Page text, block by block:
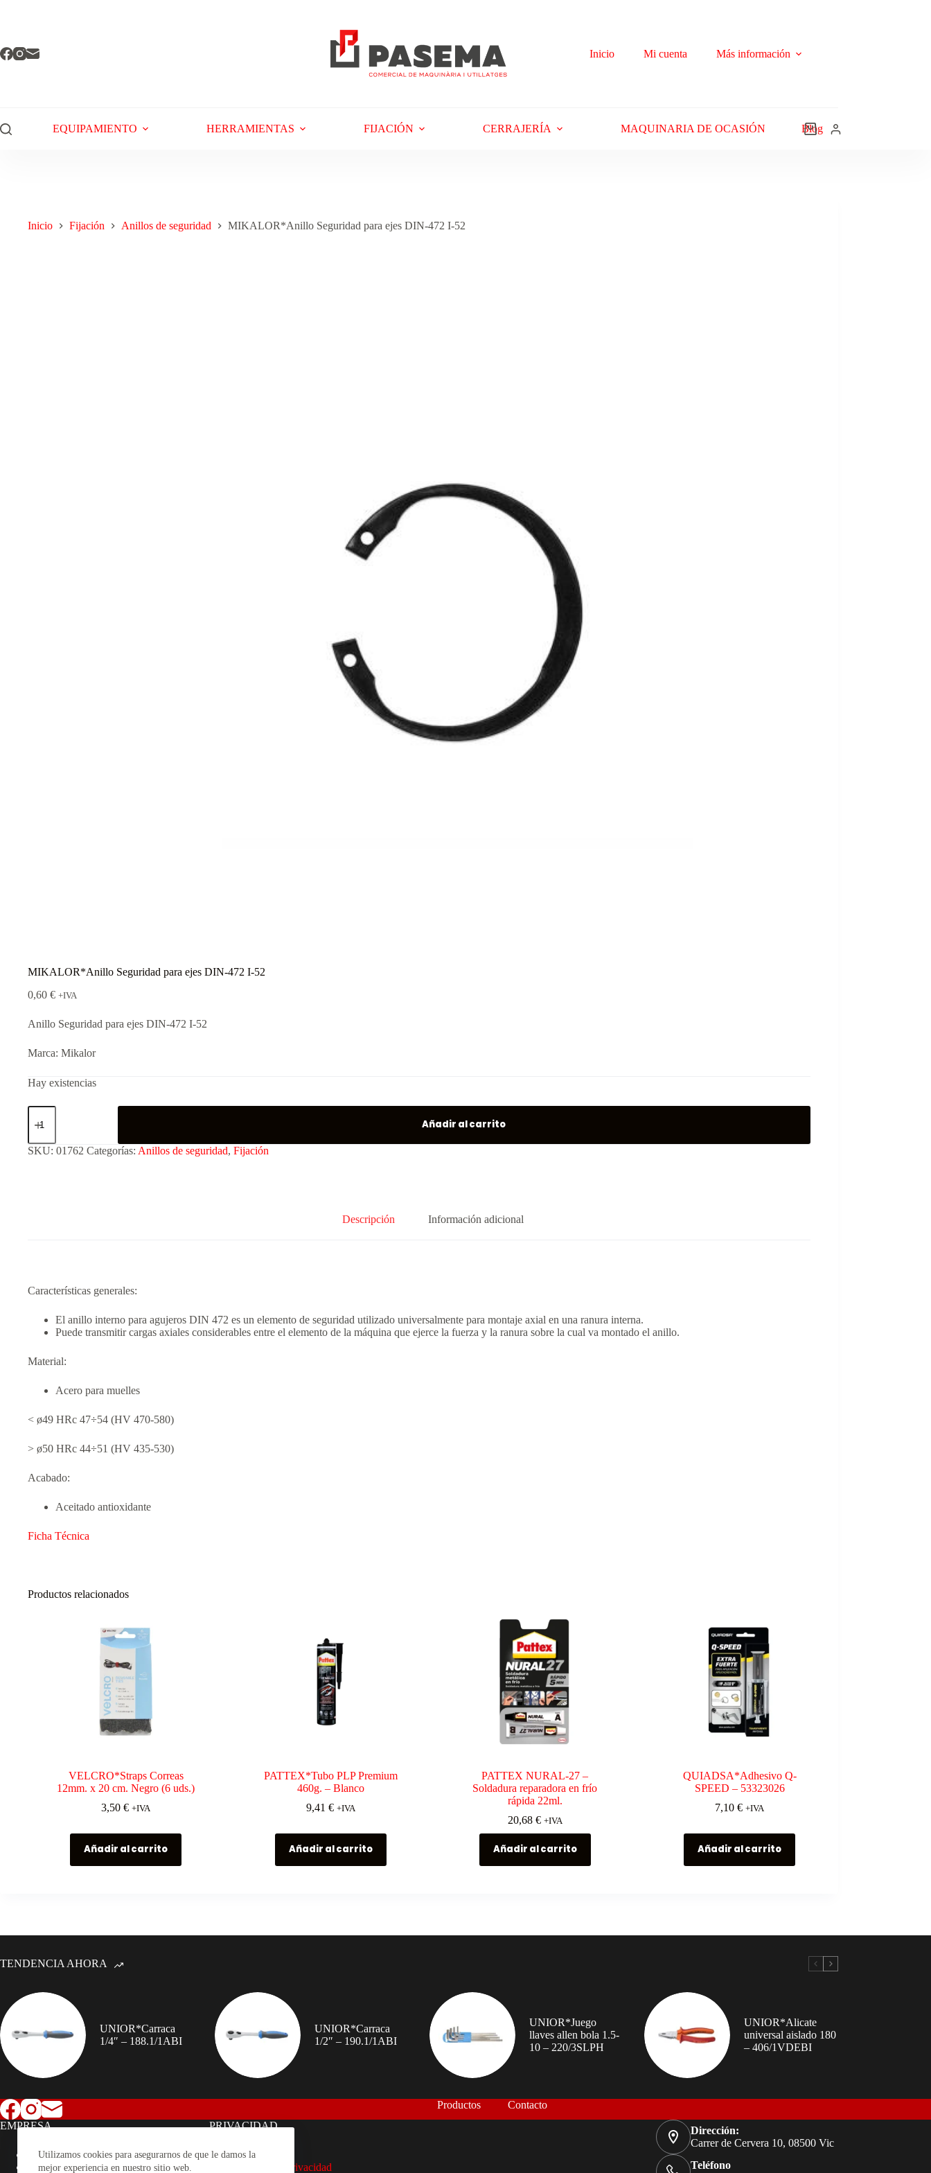
Utilizamos cookies para asegurarnos de que le damos la
mejor experiencia en nuestro sitio web.
Inicio Mi cuenta Más información
EQUIPAMIENTO HERRAMIENTAS FIJACIÓN CERRAJERÍA MAQUINARIA DE OCASIÓN Blog
Inicio Fijación Anillos de seguridad MIKALOR*Anillo Seguridad para ejes DIN-472 I-52
MIKALOR*Anillo Seguridad para ejes DIN-472 I-52
0,60 € +IVA
Anillo Seguridad para ejes DIN-472 I-52
Marca: Mikalor
Hay existencias
Añadir al carrito
SKU: 01762 Categorías: Anillos de seguridad, Fijación
Descripción Información adicional
Características generales:
El anillo interno para agujeros DIN 472 es un elemento de seguridad utilizado universalmente para montaje axial en una ranura interna.
Puede transmitir cargas axiales considerables entre el elemento de la máquina que ejerce la fuerza y la ranura sobre la cual va montado el anillo.
Material:
Acero para muelles
< ø49 HRc 47÷54 (HV 470-580)
> ø50 HRc 44÷51 (HV 435-530)
Acabado:
Aceitado antioxidante
Ficha Técnica
Productos relacionados
VELCRO*Straps Correas
12mm. x 20 cm. Negro (6 uds.)
3,50€ +IVA
Añadir al carrito
PATTEX*Tubo PLP Premium
460g. – Blanco
9,41 € +IVA
Añadir al carrito
PATTEX NURAL-27 –
Soldadura reparadora en frío
rápida 22ml.
20,68 € +IVA
Añadir al carrito
QUIADSA*Adhesivo Q-
SPEED – 53323026
7,10€ +IVA
Añadir al carrito
TENDENCIA AHORA
UNIOR*Carraca
1/4″ – 188.1/1ABI
UNIOR*Carraca
1/2″ – 190.1/1ABI
UNIOR*Juego
llaves allen bola 1.5-
10 – 220/3SLPH
UNIOR*Alicate
universal aislado 180
– 406/1VDEBI
Productos
Contacto
EMPRESA
Sobre nosotros
Productos
PRIVACIDAD
Nota Legal
Política de Privacidad
Dirección:
Carrer de Cervera 10, 08500 Vic
Teléfono